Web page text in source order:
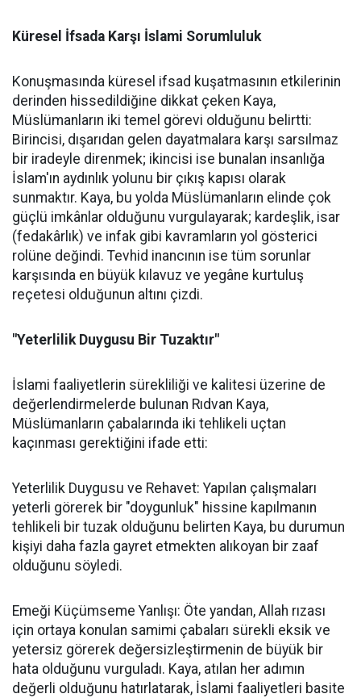
Küresel İfsada Karşı İslami Sorumluluk
Konuşmasında küresel ifsad kuşatmasının etkilerinin
derinden hissedildiğine dikkat çeken Kaya,
Müslümanların iki temel görevi olduğunu belirtti:
Birincisi, dışarıdan gelen dayatmalara karşı sarsılmaz
bir iradeyle direnmek; ikincisi ise bunalan insanlığa
İslam'ın aydınlık yolunu bir çıkış kapısı olarak
sunmaktır. Kaya, bu yolda Müslümanların elinde çok
güçlü imkânlar olduğunu vurgulayarak; kardeşlik, isar
(fedakârlık) ve infak gibi kavramların yol gösterici
rolüne değindi. Tevhid inancının ise tüm sorunlar
karşısında en büyük kılavuz ve yegâne kurtuluş
reçetesi olduğunun altını çizdi.
"Yeterlilik Duygusu Bir Tuzaktır"
İslami faaliyetlerin sürekliliği ve kalitesi üzerine de
değerlendirmelerde bulunan Rıdvan Kaya,
Müslümanların çabalarında iki tehlikeli uçtan
kaçınması gerektiğini ifade etti:
Yeterlilik Duygusu ve Rehavet: Yapılan çalışmaları
yeterli görerek bir "doygunluk" hissine kapılmanın
tehlikeli bir tuzak olduğunu belirten Kaya, bu durumun
kişiyi daha fazla gayret etmekten alıkoyan bir zaaf
olduğunu söyledi.
Emeği Küçümseme Yanlışı: Öte yandan, Allah rızası
için ortaya konulan samimi çabaları sürekli eksik ve
yetersiz görerek değersizleştirmenin de büyük bir
hata olduğunu vurguladı. Kaya, atılan her adımın
değerli olduğunu hatırlatarak, İslami faaliyetleri basite